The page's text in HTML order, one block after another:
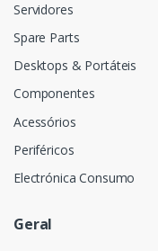
Servidores
Spare Parts
Desktops & Portáteis
Componentes
Acessórios
Periféricos
Electrónica Consumo
Geral